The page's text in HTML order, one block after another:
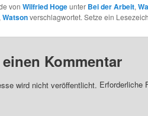
von Wilfried Hogeunter Bei der Arbeit,
Watsonverschlagwortet. Setze ein
Kommentar
wird nicht veröffentlicht. Erforderliche